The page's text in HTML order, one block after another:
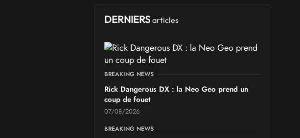
DERNIERSarticles
BREAKING NEWS
Rick Dangerous DX : la Neo Geo prend un
coup de fouet
07/08/2026
BREAKING NEWS